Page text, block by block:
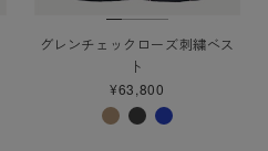
グレンチェックローズ刺繍ベス
ト
¥63,800